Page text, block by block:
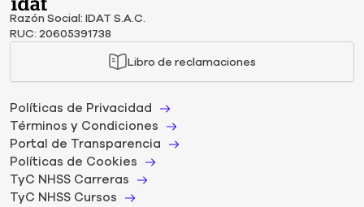
Razón Social: IDAT S.A.C.
RUC: 20605391738
Libro de reclamaciones
Políticas de Privacidad
Términos y Condiciones
Portal de Transparencia
Políticas de Cookies
TyC NHSS Carreras
TyC NHSS Cursos